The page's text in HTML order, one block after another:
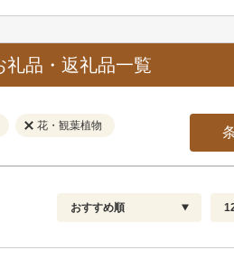
ツ
ッ
礼品・返礼品一覧
花・観葉植物
解除 配送指定
お届け日時指
おすすめ順